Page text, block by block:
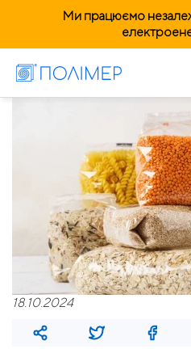
Ми працюємо
18.10.2024